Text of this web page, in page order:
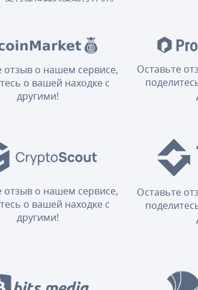
отзыв о нашем сервисе,
о вашей находке с
другими!
Оставьте
отзыв о нашем сервисе,
о вашей находке с
другими!
Оставьте